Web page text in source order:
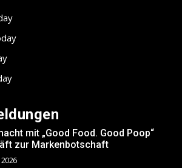
mit „Good Food. Good Poop“
zur Markenbotschaft